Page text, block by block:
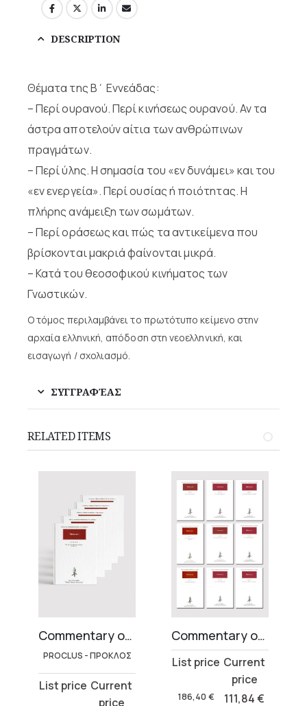
DESCRIPTION
Θέματα της Β΄ Εννεάδας:
– Περί ουρανού. Περί κινήσεως ουρανού. Αν τα
άστρα αποτελούν αίτια των ανθρώπινων
πραγμάτων.
– Περί ύλης. Η σημασία του «εν δυνάμει» και του
«εν ενεργεία». Περί ουσίας ή ποιότητας. Η
πλήρης ανάμειξη των σωμάτων.
– Περί οράσεως και πώς τα αντικείμενα που
βρίσκονται μακριά φαίνονται μικρά.
– Κατά του θεοσοφικού κινήματος των
Γνωστικών.
Ο τόμος περιλαμβάνει το πρωτότυπο κείμενο στην
αρχαία ελληνική, απόδοση στη νεοελληνική, και
εισαγωγή / σχολιασμό.
ΣΥΓΓΡΑΦΈΑΣ
RELATED ITEMS
Commentary on Plato’s Republic (6 volumes)
PROCLUS - ΠΡΟΚΛΟΣ
Original
Current
Commentary on Plato’s Timaeus
186,40 €
Original
was:
111,84€
Current
is: